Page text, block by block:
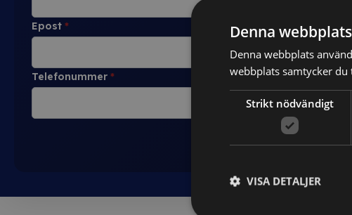
Epost *
Telefonummer *
Denna
Denna webbplats
webbplats samtycker
Strikt nödvändigt
VISA DETALJER